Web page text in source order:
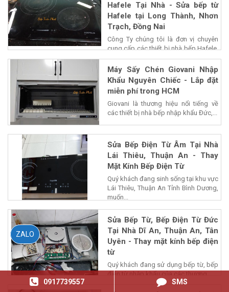
Hafele Tại Nhà - Sửa bếp từ
Hafele tại Long Thành, Nhơn
Trạch, Đồng Nai
Công Ty chúng tôi là đơn vị chuyên
cung cấp các thiết bị nhà bếp Hafele,
chiết...
Máy Sấy Chén Giovani Nhập
Khẩu Nguyên Chiếc - Lắp đặt
miễn phí trong HCM
Giovani là thương hiệu nổi tiếng về
các thiết bị nhà bếp nhập khẩu Đức,...
Sửa Bếp Điện Từ Âm Tại Nhà
Lái Thiêu, Thuận An - Thay
Mặt Kính Bếp Điện Từ
Quý khách đang sinh sống tại khu vực
Lái Thiêu, Thuận An Tỉnh Bình Dương,
muốn...
Sửa Bếp Từ, Bếp Điện Từ Đức
Tại Nhà Dĩ An, Thuận An, Tân
Uyên - Thay mặt kính bếp điện
từ
Quý khách đang sử dụng bếp từ, bếp
0917739557 SMS
ZALO